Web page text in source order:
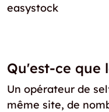
easystock
Qu'est-ce que
Un opérateur de
même site, de